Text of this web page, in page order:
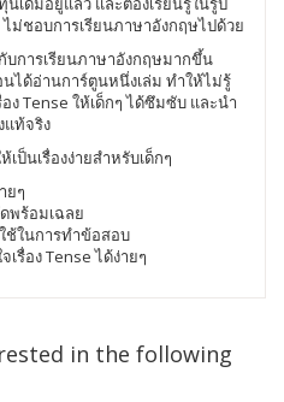
ม่ชอบการเรียนภาษาอังกฤษไปด้วย
บการเรียนภาษาอังกฤษมากขึ้น
นได้อ่านการ์ตูนหนึ่งเล่ม ทำให้ไม่รู้
ง Tense ให้เด็กๆ ได้ซึมซับ และนำ
แท้จริง
เป็นเรื่องง่ายสำหรับเด็กๆ
ยๆ
พร้อมเฉลย
ช้ในการทำข้อสอบ
เรื่อง Tense ได้ง่ายๆ
in the following